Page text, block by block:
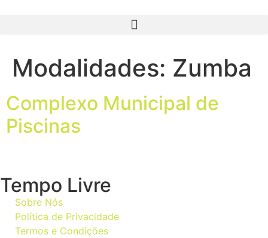
Modalidades: Zumba
Complexo Municipal de
Piscinas
Tempo Livre
Sobre Nós
Política de Privacidade
Termos e Condições